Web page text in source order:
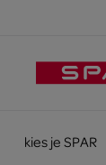
kies je SPAR